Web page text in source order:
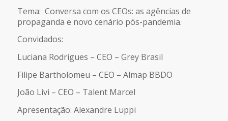
Tema: Conversa com os CEOs: as agências de
propaganda e novo cenário pós-pandemia.
Convidados:
Luciana Rodrigues – CEO – Grey Brasil
Filipe Bartholomeu – CEO – Almap BBDO
João Livi – CEO – Talent Marcel
Apresentação: Alexandre Luppi